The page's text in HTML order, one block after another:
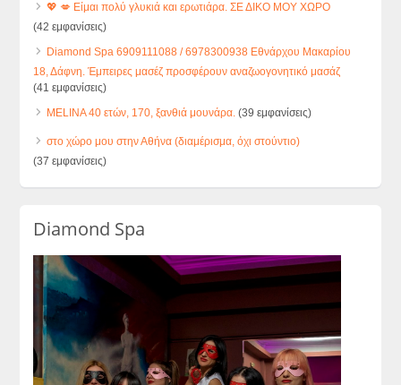
💖 💋 Είμαι πολύ γλυκιά και ερωτιάρα. ΣΕ ΔΙΚΟ ΜΟΥ ΧΩΡΟ
(42 εμφανίσεις)
Diamond Spa 6909111088 / 6978300938 Εθνάρχου Μακαρίου
18, Δάφνη. Έμπειρες μασέζ προσφέρουν αναζωογονητικό μασάζ
(41 εμφανίσεις)
MELINA 40 ετών, 170, ξανθιά μουνάρα. (39 εμφανίσεις)
στο χώρο μου στην Αθήνα (διαμέρισμα, όχι στούντιο)
(37 εμφανίσεις)
Diamond Spa